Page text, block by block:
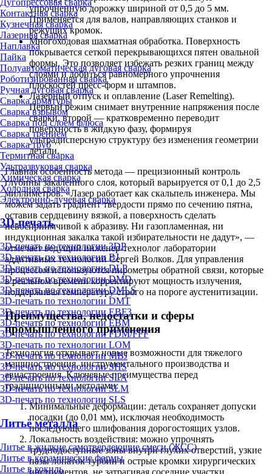
Контактная сварка
Кузнечная сварка
Лазерная сварка
Наплавка
Пайка
Полуавтоматическая дуговая сварка
Роботизированная сварка
Ручная дуговая сварка
Сварка арматуры
Сварка взрывом
Сварка под слоем флюса
Сварка трением
Сварка труб
Термитная сварка
Ультразвуковая сварка
Химическая сварка
Холодная сварка
Электронно-лучевая сварка
3D-печать
3D-печать по технологии 3DP
3D-печать по технологии BJ
3D-печать по технологии DLP
3D-печать по технологии DMD
3D-печать по технологии DMLS
3D-печать по технологии DMT
3D-печать по технологии EBF3
3D-печать по технологии EBM
3D-печать по технологии FDM/FFF
3D-печать по технологии LOM
3D-печать по технологии MBJ
3D-печать по технологии SHS
3D-печать по технологии SLA
3D-печать по технологии SLM
3D-печать по технологии SLS
Литьё металла
Литье в жидкие самотвердеющие смеси (ЖСС)
Литье в керамические формы
Литье в кокиль
упрочненную дорожку шириной от 0,5 до 5 мм.
Применяется для валов, направляющих станков и
режущих кромок.
Многоходовая шахматная обработка. Поверхность
покрывается сеткой перекрывающихся пятен овальной
формы. Это позволяет избежать резких границ между
слоями и добиться равномерного упрочнения
плоскостей пресс-форм и штампов.
Лазерный отпуск и оплавление (Laser Remelting).
Первый режим снимает внутренние напряжения после
сварки, второй — кратковременно переводит
поверхность в жидкую фазу, формируя
ультрадисперсную структуру без изменения геометрии
детали.
Главная особенность метода — прецизионный контроль
глубины закаленного слоя, который варьируется от 0,1 до 2,5
миллиметров. «Лазер работает как скальпель инженера. Мы
можем задать градиент твердости прямо по сечению пятна,
оставив сердцевину вязкой, а поверхность сделать
невосприимчивой к абразиву. Ни газопламенная, ни
индукционная закалка такой избирательности не дадут», —
отмечает ведущий инженер-технолог лаборатории
аддитивных технологий Сергей Волков. Для управления
процессом используются пирометры обратной связи, которые
в реальном времени корректируют мощность излучения,
поддерживая температуру строго на пороге аустенитизации.
Преимущества, недостатки и сферы
промышленного применения
Технология открывает новые возможности для тяжелого
машиностроения, инструментального производства и
авиастроения. Ключевые преимущества перед
традиционными методами:
Минимальные деформации: деталь сохраняет допуски
посадки (до 0,01 мм), исключая необходимость
последующего шлифования дорогостоящих узлов.
Локальность воздействия: можно упрочнять
труднодоступные зоны внутри глухих отверстий, узкие
пазы лопаток турбин и острые кромки хирургических
инструментов, не затрагивая соседние участки.